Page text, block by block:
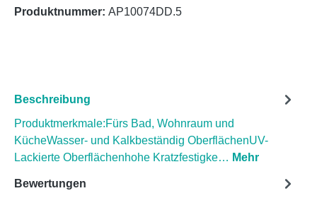
Produktnummer: AP10074DD.5
Beschreibung
Produktmerkmale:Fürs Bad, Wohnraum und
KücheWasser- und Kalkbeständig OberflächenUV-
Lackierte Oberflächenhohe Kratzfestigke… Mehr
Bewertungen